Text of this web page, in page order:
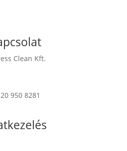
Clean Kft.
950 8281